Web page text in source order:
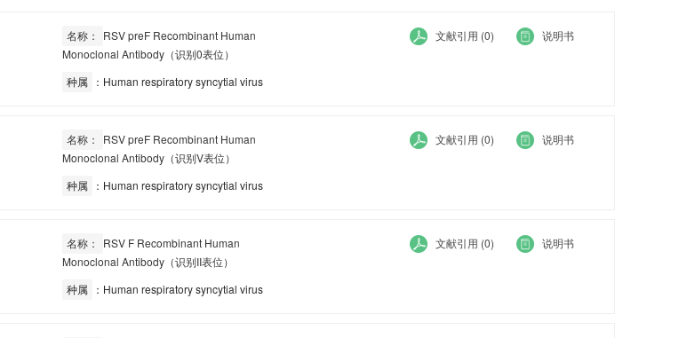
名称：
RSV preF Recombinant Human
Monoclonal Antibody（识别0表位）
种属 ：Human respiratory syncytial virus
文献引用 (0) 说明书
名称：
RSV preF Recombinant Human
Monoclonal Antibody（识别V表位）
种属 ：Human respiratory syncytial virus
文献引用 (0) 说明书
名称：
RSV F Recombinant Human
Monoclonal Antibody（识别II表位）
种属 ：Human respiratory syncytial virus
文献引用 (0) 说明书